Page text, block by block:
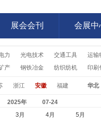
展会会刊
展会会刊
会展中
会展中
力 光电技术 交通工具 运输
产 钢铁冶金 纺织纺机 印刷
浙江 安徽 福建 华北
2025年
07-24
3月 4月 5月